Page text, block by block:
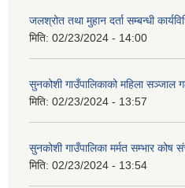
जलश्रोत तथा मुहान दर्ता सम्बन्धी
मिति: 02/23/2024 - 14:00
सुनकोशी गाउँपालिकाको महिला सञ्जाल
मिति: 02/23/2024 - 13:57
सुनकोशी गाउँपालिका मर्मत सम्भार कोष
मिति: 02/23/2024 - 13:54